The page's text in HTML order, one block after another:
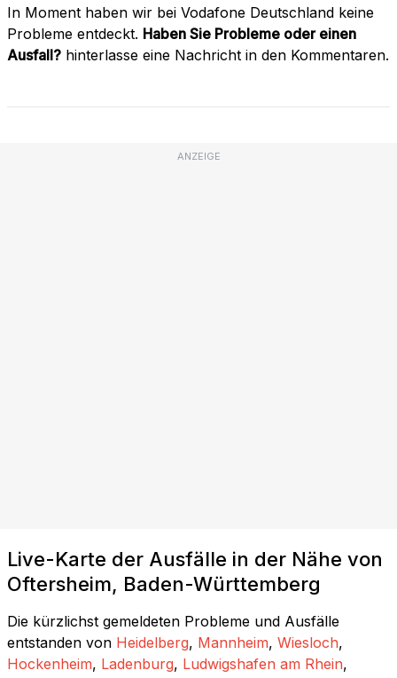
In Moment haben wir bei Vodafone Deutschland keine
Probleme entdeckt. Haben Sie Probleme oder einen
Ausfall? hinterlasse eine Nachricht in den Kommentaren.
ANZEIGE
Live-Karte der Ausfälle in der Nähe von
Oftersheim, Baden-Württemberg
Die kürzlichst gemeldeten Probleme und Ausfälle
entstanden von Heidelberg, Mannheim, Wiesloch,
Hockenheim, Ladenburg, Ludwigshafen am Rhein,